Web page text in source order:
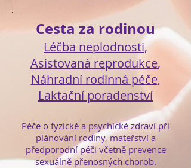
Cesta za rodinou
Léčba neplodnosti,
Asistovaná reprodukce,
Náhradní rodinná péče,
Laktační poradenství
Péče o fyzické a psychické zdraví při
plánování rodiny, mateřství a
předporodní péči včetně prevence
sexuálně přenosných chorob.